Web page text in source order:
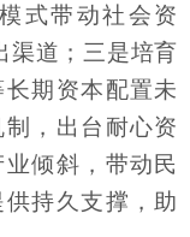
式带动社会资
渠道；三是培育
期资本配置未
，出台耐心资
倾斜，带动民
持久支撑，助